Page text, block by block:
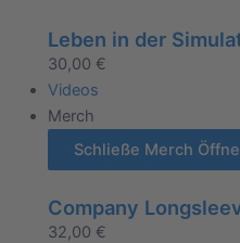
Leben in der
30,00 €
Videos
Merch
Schließe Merch
Company
32,00 €